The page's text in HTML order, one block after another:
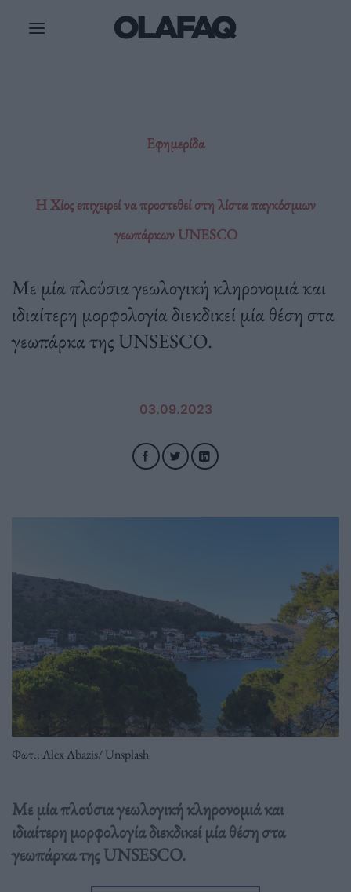
Εφημερίδα
Η Χίος επιχειρεί να προστεθεί στη λίστα παγκόσμιων
γεωπάρκων UNESCO
Με μία πλούσια γεωλογική κληρονομιά και
ιδιαίτερη μορφολογία διεκδικεί μία θέση στα
γεωπάρκα της UNSESCO.
03.09.2023
Φωτ.: Alex Abazis/ Unsplash
Με μία πλούσια γεωλογική κληρονομιά και
ιδιαίτερη μορφολογία διεκδικεί μία θέση στα
γεωπάρκα της UNSESCO.